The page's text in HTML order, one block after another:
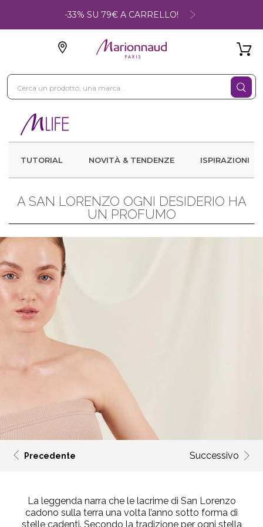
-33% SU 79€ A CARRELLO!
TUTORIAL NOVITÀ & TENDENZE ISPIRAZIONI
A SAN LORENZO OGNI DESIDERIO HA
UN PROFUMO
Precedente Successivo
La leggenda narra che le lacrime di San Lorenzo
cadono sulla terra una volta l’anno sotto forma di
stelle cadenti. Secondo la tradizione per ogni stella